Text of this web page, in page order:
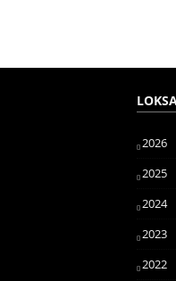
2026
2025
2024
2023
2022